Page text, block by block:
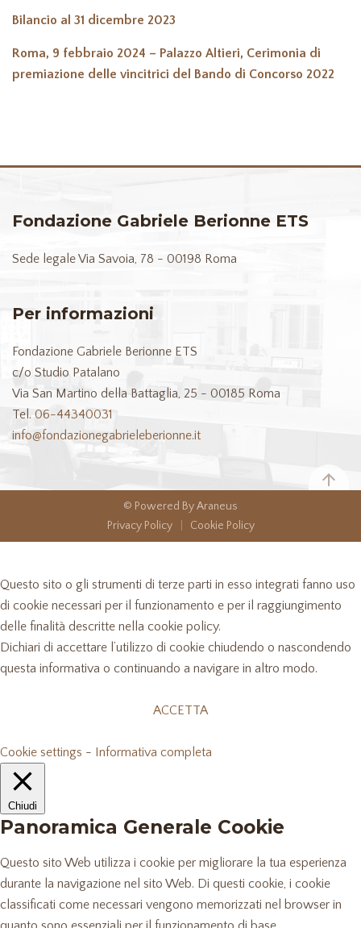
Bilancio al 31 dicembre 2023
Roma, 9 febbraio 2024 – Palazzo Altieri, Cerimonia di
premiazione delle vincitrici del Bando di Concorso 2022
Fondazione Gabriele Berionne ETS
Sede legaleVia Savoia, 78 - 00198 Roma
Per informazioni
Fondazione Gabriele Berionne ETS
c/o Studio Patalano
Via San Martino della Battaglia, 25 - 00185 Roma
Tel. 06-44340031
info@fondazionegabrieleberionne.it
© Powered By Araneus
Privacy Policy
Cookie Policy
Questo sito o gli strumenti di terze parti in esso integrati fanno uso
di cookie necessari per il funzionamento e per il raggiungimento
delle finalità descritte nella cookie policy.
Dichiari di accettare l’utilizzo di cookie chiudendo o nascondendo
questa informativa o continuando a navigare in altro modo.
ACCETTA
Cookie settings - Informativa completa
Chiudi
Panoramica Generale Cookie
Questo sito Web utilizza i cookie per migliorare la tua esperienza
durante la navigazione nel sito Web. Di questi cookie, i cookie
classificati come necessari vengono memorizzati nel browser in